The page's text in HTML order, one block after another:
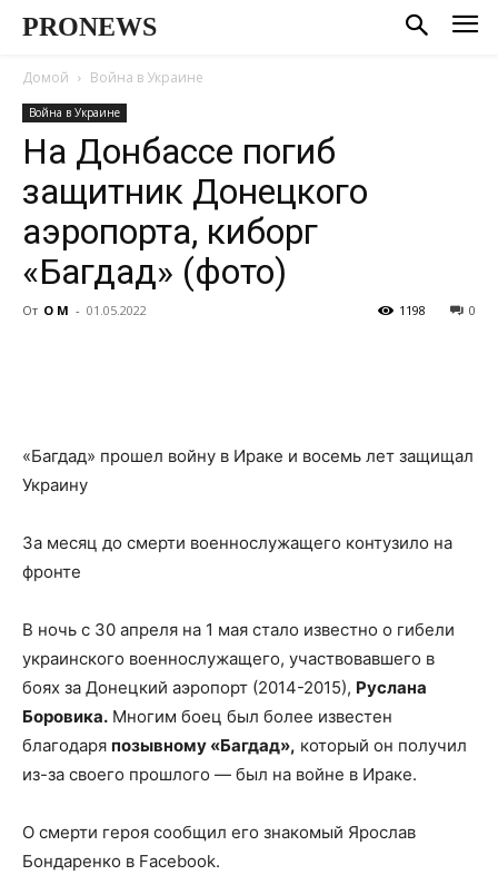
PRONEWS
Домой Война в Украине
Война в Украине
На Донбассе погиб
защитник Донецкого
аэропорта, киборг
«Багдад» (фото)
От О М - 01.05.2022 0
1198
«Багдад» прошел войну в Ираке и восемь лет защищал
Украину
За месяц до смерти военнослужащего контузило на
фронте
В ночь с 30 апреля на 1 мая стало известно о гибели
украинского военнослужащего, участвовавшего в
боях за Донецкий аэропорт (2014-2015), Руслана
Боровика. Многим боец был более известен
благодаря позывному «Багдад», который он получил
из-за своего прошлого — был на войне в Ираке.
О смерти героя сообщил его знакомый Ярослав
Бондаренко в Facebook.